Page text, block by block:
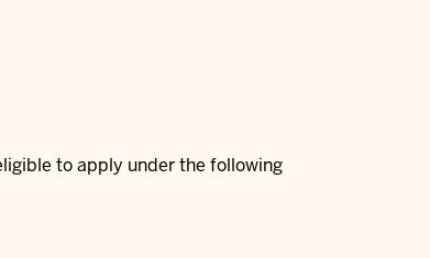
to apply under the following